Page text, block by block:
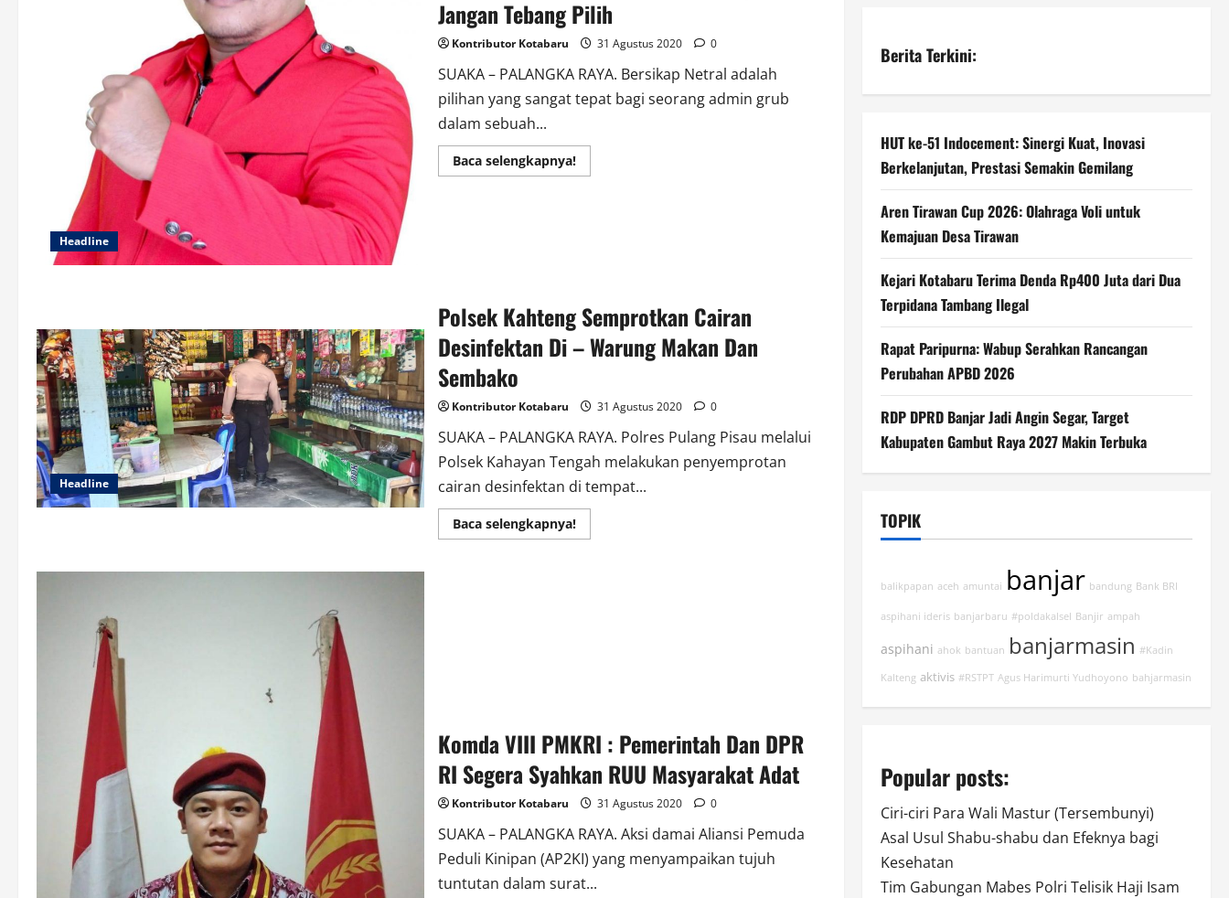
Headline
Jangan Tebang Pilih
Kontributor Kotabaru 31 Agustus 2020 0
SUAKA – PALANGKA RAYA. Bersikap Netral adalah
pilihan yang sangat tepat bagi seorang admin grub
dalam sebuah...
Baca selengkapnya!Read
more
Headline
Polsek Kahteng Semprotkan Cairan
Desinfektan Di – Warung Makan Dan
Sembako
Kontributor Kotabaru 31 Agustus 2020 0
SUAKA – PALANGKA RAYA. Polres Pulang Pisau melalui
Polsek Kahayan Tengah melakukan penyemprotan
cairan desinfektan di tempat...
Baca selengkapnya!Read
more
Komda VIII PMKRI : Pemerintah Dan DPR
RI Segera Syahkan RUU Masyarakat Adat
Kontributor Kotabaru 31 Agustus 2020 0
SUAKA – PALANGKA RAYA. Aksi damai Aliansi Pemuda
Peduli Kinipan (AP2KI) yang menyampaikan tujuh
tuntutan dalam surat...
Berita Terkini:
HUT ke-51 Indocement: Sinergi Kuat, Inovasi
Berkelanjutan, Prestasi Semakin Gemilang
Aren Tirawan Cup 2026: Olahraga Voli untuk
Kemajuan Desa Tirawan
Kejari Kotabaru Terima Denda Rp400 Juta dari Dua
Terpidana Tambang Ilegal
Rapat Paripurna: Wabup Serahkan Rancangan
Perubahan APBD 2026
RDP DPRD Banjar Jadi Angin Segar, Target
Kabupaten Gambut Raya 2027 Makin Terbuka
TOPIK
balikpapan aceh amuntai banjar bandung Bank BRI
aspihani ideris banjarbaru #poldakalsel Banjir ampah
aspihani ahok bantuan banjarmasin #Kadin
Kalteng aktivis #RSTPT Agus Harimurti Yudhoyono bahjarmasin
Popular posts:
Ciri-ciri Para Wali Mastur (Tersembunyi)
Asal Usul Shabu-shabu dan Efeknya bagi
Kesehatan
Tim Gabungan Mabes Polri Telisik Haji Isam